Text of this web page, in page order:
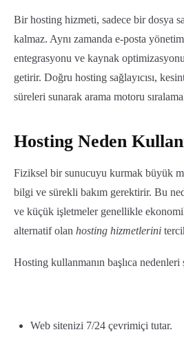
Bir hosting hizmeti, sadece bir dosya
kalmaz. Aynı zamanda e-posta
entegrasyonu ve kaynak
getirir. Doğru hosting sağlayıcısı,
süreleri sunarak arama motoru
Hosting Neden
Fiziksel bir sunucuyu kurmak büyük
bilgi ve sürekli bakım gerektirir. Bu
ve küçük işletmeler genellikle
alternatif olan hosting hizmetlerini
Hosting kullanmanın başlıca nedenleri
Web sitenizi 7/24 çevrimiçi tutar.